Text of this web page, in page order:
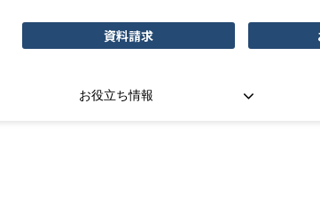
資料請求
お役立ち情報